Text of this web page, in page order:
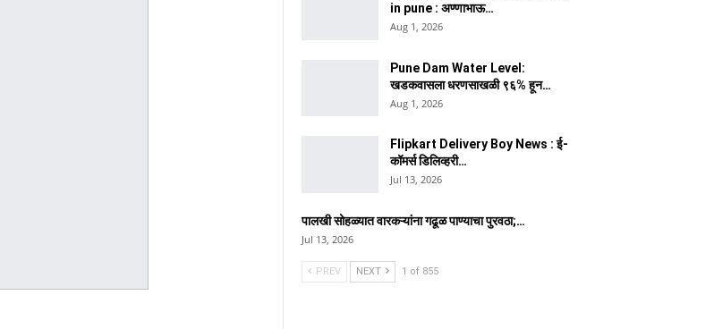
in pune : अण्णाभाऊ…
Aug 1, 2026
Pune Dam Water Level:
खडकवासला धरणसाखळी ९६% हून…
Aug 1, 2026
Flipkart Delivery Boy News : ई-
कॉमर्स डिलिव्हरी…
Jul 13, 2026
पालखी सोहळ्यात वारकऱ्यांना गढूळ पाण्याचा पुरवठा;…
Jul 13, 2026
PREV NEXT 1 of 855